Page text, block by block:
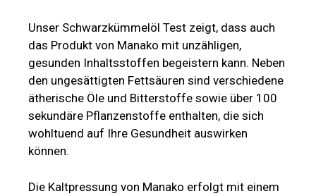
Unser Schwarzkümmelöl Test zeigt, dass auch
das Produkt von Manako mit unzähligen,
gesunden Inhaltsstoffen begeistern kann. Neben
den ungesättigten Fettsäuren sind verschiedene
ätherische Öle und Bitterstoffe sowie über 100
sekundäre Pflanzenstoffe enthalten, die sich
wohltuend auf Ihre Gesundheit auswirken
können.
Die Kaltpressung von Manako erfolgt mit einem